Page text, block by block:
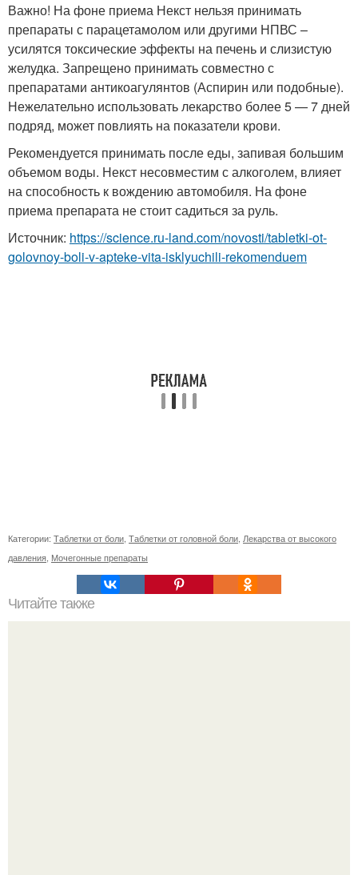
Важно! На фоне приема Некст нельзя принимать
препараты с парацетамолом или другими НПВС –
усилятся токсические эффекты на печень и слизистую
желудка. Запрещено принимать совместно с
препаратами антикоагулянтов (Аспирин или подобные).
Нежелательно использовать лекарство более 5 — 7 дней
подряд, может повлиять на показатели крови.
Рекомендуется принимать после еды, запивая большим
объемом воды. Некст несовместим с алкоголем, влияет
на способность к вождению автомобиля. На фоне
приема препарата не стоит садиться за руль.
Источник: https://science.ru-land.com/novosti/tabletki-ot-
golovnoy-boli-v-apteke-vita-isklyuchili-rekomenduem
Категории: Таблетки от боли Таблетки от головной боли Лекарства от высокого
давления Мочегонные препараты
Читайте также